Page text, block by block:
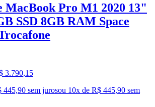
MacBook Pro M1 2020 13"
SSD 8GB RAM Space
3.790,15
445,90 sem jurosou 10x de R$ 445,90 sem